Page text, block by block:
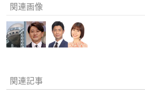
関連画像
関連記事